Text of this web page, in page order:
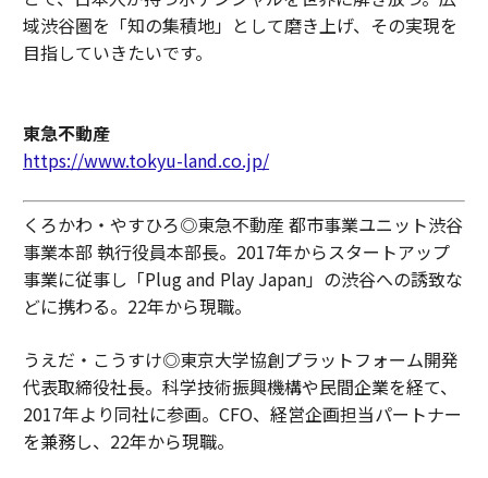
域渋谷圏を「知の集積地」として磨き上げ、その実現を
目指していきたいです。
東急不動産
https://www.tokyu-land.co.jp/
くろかわ・やすひろ◎東急不動産 都市事業ユニット渋谷
事業本部 執行役員本部長。2017年からスタートアップ
事業に従事し「Plug and Play Japan」の渋谷への誘致な
どに携わる。22年から現職。
うえだ・こうすけ◎東京大学協創プラットフォーム開発
代表取締役社長。科学技術振興機構や民間企業を経て、
2017年より同社に参画。CFO、経営企画担当パートナー
を兼務し、22年から現職。